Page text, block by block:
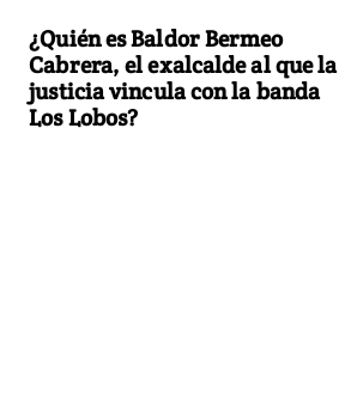
¿Quién es Baldor Bermeo
Cabrera, el exalcalde al que la
justicia vincula con la banda
Los Lobos?